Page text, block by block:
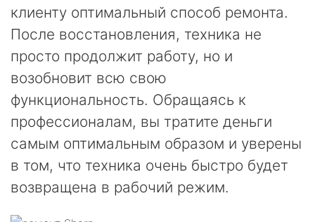
клиенту оптимальный способ ремонта.
После восстановления, техника не
просто продолжит работу, но и
возобновит всю свою
функциональность. Обращаясь к
профессионалам, вы тратите деньги
самым оптимальным образом и уверены
в том, что техника очень быстро будет
возвращена в рабочий режим.